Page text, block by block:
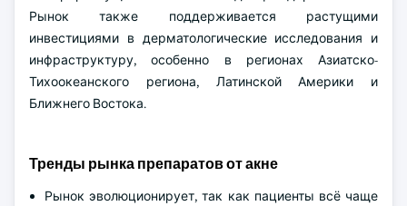
Рынок также поддерживается растущими
инвестициями в дерматологические исследования и
инфраструктуру, особенно в регионах Азиатско-
Тихоокеанского региона, Латинской Америки и
Ближнего Востока.
Тренды рынка препаратов от акне
Рынок эволюционирует, так как пациенты всё чаще